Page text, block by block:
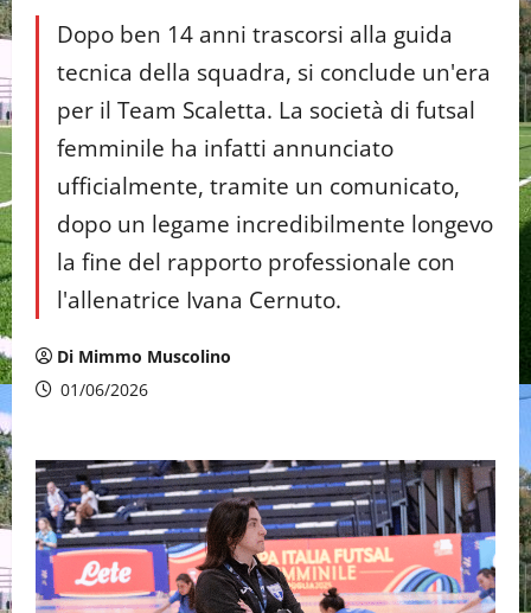
Dopo ben 14 anni trascorsi alla guida
tecnica della squadra, si conclude un'era
per il Team Scaletta. La società di futsal
femminile ha infatti annunciato
ufficialmente, tramite un comunicato,
dopo un legame incredibilmente longevo
la fine del rapporto professionale con
l'allenatrice Ivana Cernuto.
Di Mimmo Muscolino
01/06/2026